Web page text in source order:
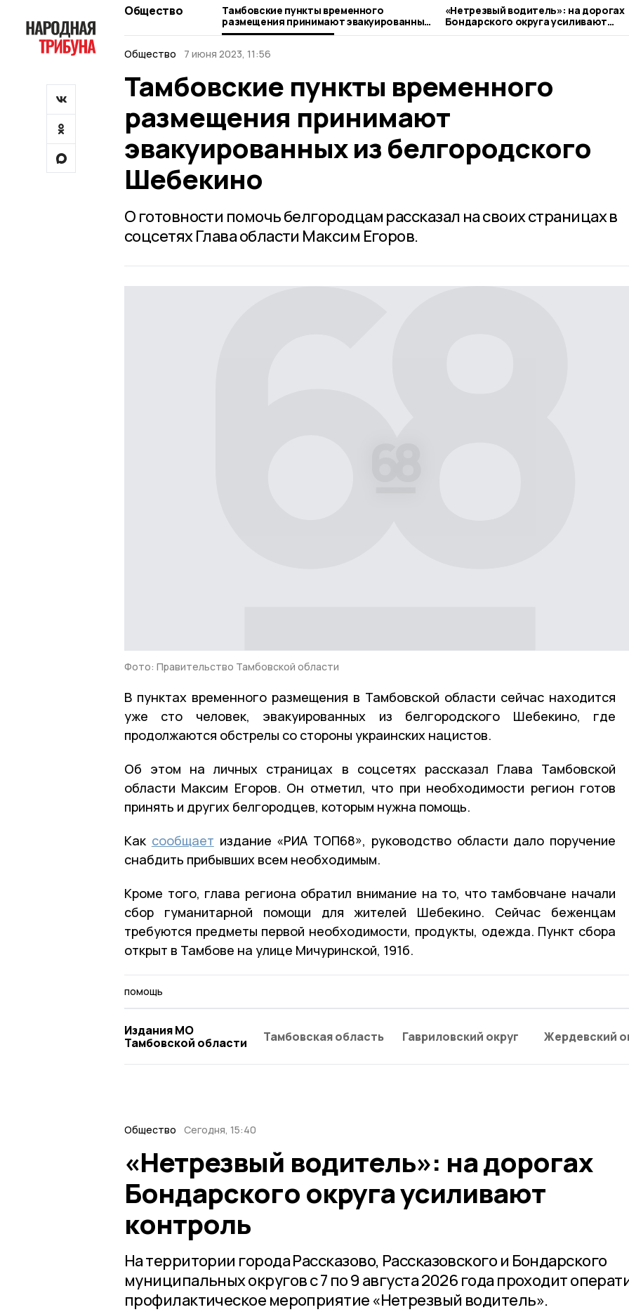
Общество
Тамбовские пункты временного
размещения принимают эвакуированных
из белгородского Шебекино
«Нетрезвый водитель»: на дорогах
Бондарского округа усиливают
контроль
Общество
7 июня 2023, 11:56
Тамбовские пункты временного
размещения принимают
эвакуированных из белгородского
Шебекино
О готовности помочь белгородцам рассказал на своих страницах в
соцсетях Глава области Максим Егоров.
Фото: Правительство Тамбовской области
В пунктах временного размещения в Тамбовской области сейчас находится
уже сто человек, эвакуированных из белгородского Шебекино, где
продолжаются обстрелы со стороны украинских нацистов.
Об этом на личных страницах в соцсетях рассказал Глава Тамбовской
области Максим Егоров. Он отметил, что при необходимости регион готов
принять и других белгородцев, которым нужна помощь.
Как сообщает издание «РИА ТОП68», руководство области дало поручение
снабдить прибывших всем необходимым.
Кроме того, глава региона обратил внимание на то, что тамбовчане начали
сбор гуманитарной помощи для жителей Шебекино. Сейчас беженцам
требуются предметы первой необходимости, продукты, одежда. Пункт сбора
открыт в Тамбове на улице Мичуринской, 191б.
помощь
Издания МО
Тамбовской области
Тамбовская область Гавриловский округ Жердевский
Общество Сегодня, 15:40
«Нетрезвый водитель»: на дорогах
Бондарского округа усиливают
контроль
На территории города Рассказово, Рассказовского и Бондарского
муниципальных округов с 7 по 9 августа 2026 года проходит
профилактическое мероприятие «Нетрезвый водитель».